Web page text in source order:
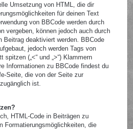
Umsetzung von HTML, die dir
für deinen Text
von BBCode werden durch
vergeben, können jedoch auch durch
Beitrag deaktiviert werden. BBCode
jedoch werden Tags von
spitzen („<“ und „>“) Klammern
Informationen zu BBCode findest du
Seite, die von der Seite zur
ist.
HTML-Code in Beiträgen zu
Formatierungsmöglichkeiten, die